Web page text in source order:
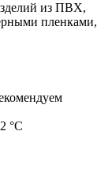
из ПВХ,
пленками,
°C